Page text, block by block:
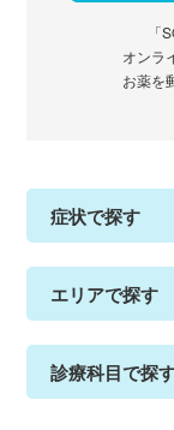
「
オンラ
お薬を
症状で探す
エリアで探す
診療科目で探